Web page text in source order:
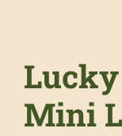
Lucky
Mini